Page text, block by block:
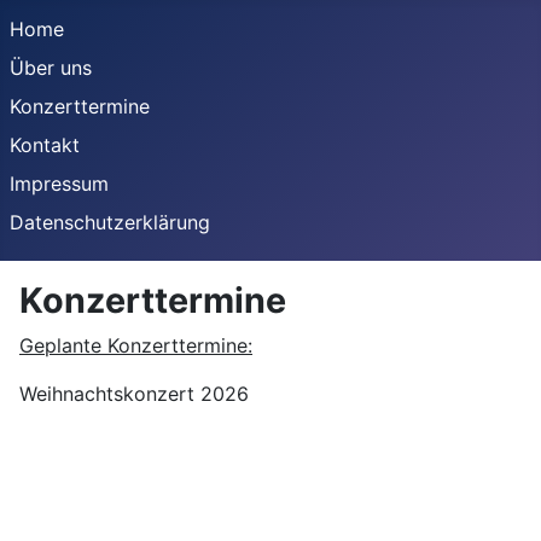
Home
Über uns
Konzerttermine
Kontakt
Impressum
Datenschutzerklärung
Konzerttermine
Geplante Konzerttermine:
Weihnachtskonzert 2026